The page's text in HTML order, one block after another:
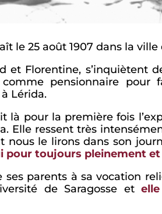
le 25 août 1907 dans la ville
et Florentine, s’inquiètent
pensionnaire pour
Lérida.
là pour la première fois
Elle ressent très
nous le lirons dans son
pour toujours pleinement
ses parents à sa vocation
de Saragosse et